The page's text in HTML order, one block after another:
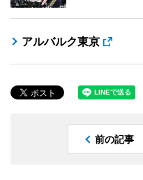
アルバルク東京
前の記事